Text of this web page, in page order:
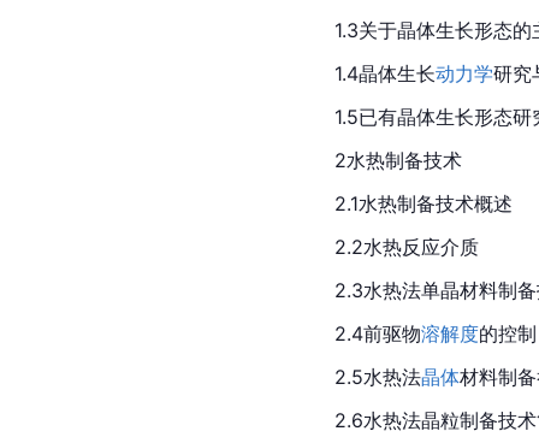
1.3关于晶体生长形态的
1.4晶体生长动力学研究
1.5已有晶体生长形态
2水热制备技术
2.1水热制备技术概述
2.2水热反应介质
2.3水热法单晶材料制
2.4前驱物溶解度的控制
2.5水热法晶体材料制
2.6水热法晶粒制备技